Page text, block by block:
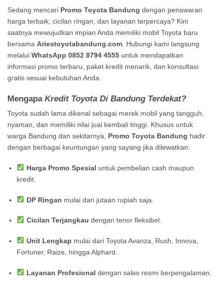
Sedang mencari Promo Toyota Bandung dengan penawaran
harga terbaik, cicilan ringan, dan layanan terpercaya? Kini
saatnya mewujudkan impian Anda memiliki mobil Toyota baru
bersama Ariestoyotabandung.com . Hubungi kami langsung
melalui WhatsApp 0852 8794 4555 untuk mendapatkan
informasi promo terbaru, paket kredit menarik, dan konsultasi
gratis sesuai kebutuhan Anda.
Mengapa Kredit Toyota Di Bandung Terdekat?
Toyota sudah lama dikenal sebagai merek mobil yang tangguh,
nyaman, dan memiliki nilai jual kembali tinggi. Khusus untuk
warga Bandung dan sekitarnya, Promo Toyota Bandung hadir
dengan berbagai keuntungan yang sayang jika dilewatkan:
Harga Promo Spesial untuk pembelian cash maupun
kredit.
DP Ringan mulai dari jutaan rupiah saja.
Cicilan Terjangkau dengan tenor fleksibel.
Unit Lengkap mulai dari Toyota Avanza, Rush, Innova,
Fortuner, Raize, hingga Alphard.
Layanan Profesional dengan sales resmi berpengalaman.